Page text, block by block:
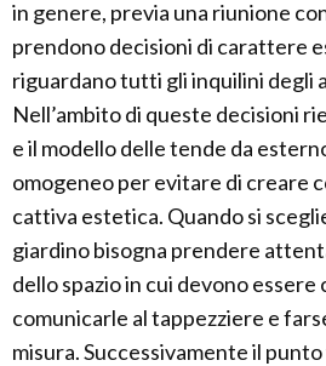
in genere, previa una riunione
prendono decisioni di carattere
riguardano tutti gli inquilini degli
Nell’ambito di queste decisioni
e il modello delle tende da
omogeneo per evitare di creare
cattiva estetica. Quando si
giardino bisogna prendere
dello spazio in cui devono essere
comunicarle al tappezziere e
misura. Successivamente il